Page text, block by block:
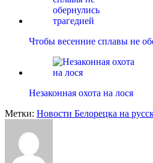
Чтобы весенние сплавы не
Незаконная охота на лося
Метки: Новости Белорецка на